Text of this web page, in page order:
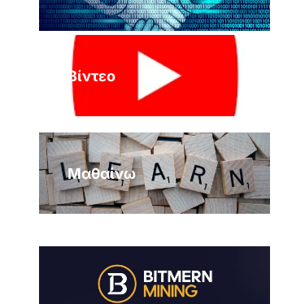
Βίντεο
Μαθαίνω